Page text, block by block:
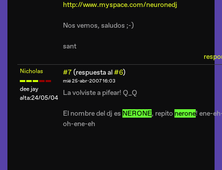
http://www.myspace.com/neuronedj
Nos vemos, saludos ;-)
sant
Nicholas
dee jay
alta:24/05/04
#7(respuesta al#6)
mié 25-abr-2007 16:03
La volviste a pifear! Q_Q
El nombre del dj es NERONE, repito nerone! ene-
oh-ene-eh